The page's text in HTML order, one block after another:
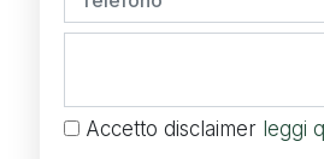
Accetto disclaimer leggi